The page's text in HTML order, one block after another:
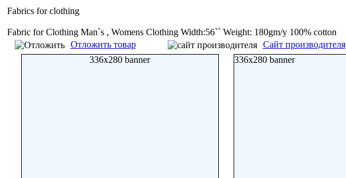
Fabrics for clothing
Fabric for Clothing Man`s , Womens Clothing Width:56`` Weight: 180gm/y 100% cotton
Отложить товар
Сайт производителя
336x280 banner
336x280 banner